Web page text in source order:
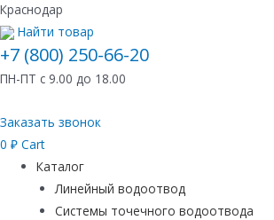
Краснодар
Найти товар
+7 (800) 250-66-20
ПН-ПТ с 9.00 до 18.00
Заказать звонок
0 ₽ Cart
Каталог
Линейный водоотвод
Системы точечного водоотвода